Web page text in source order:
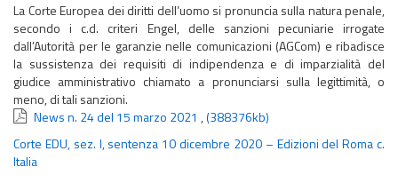
La Corte Europea dei diritti dell’uomo si pronuncia sulla natura penale,
secondo i c.d. criteri Engel, delle sanzioni pecuniarie irrogate
dall’Autorità per le garanzie nelle comunicazioni (AGCom) e ribadisce
la sussistenza dei requisiti di indipendenza e di imparzialità del
giudice amministrativo chiamato a pronunciarsi sulla legittimità, o
meno, di tali sanzioni.
News n. 24 del 15 marzo 2021 ,(388376kb)
Corte EDU, sez. I, sentenza 10 dicembre 2020 – Edizioni del Roma c.
Italia